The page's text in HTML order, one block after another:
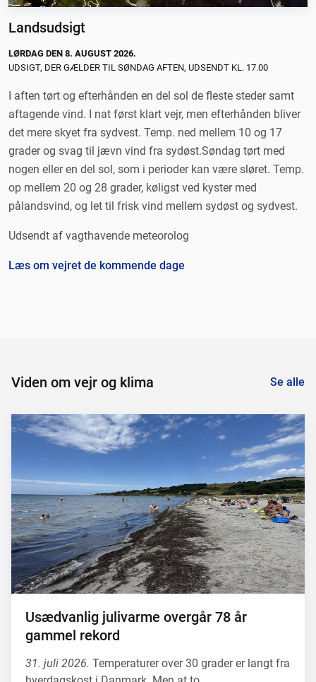
Landsudsigt
LØRDAG DEN 8. AUGUST 2026.
UDSIGT, DER GÆLDER TIL SØNDAG AFTEN, UDSENDT KL. 17.00
I aften tørt og efterhånden en del sol de fleste steder samt
aftagende vind. I nat først klart vejr, men efterhånden bliver
det mere skyet fra sydvest. Temp. ned mellem 10 og 17
grader og svag til jævn vind fra sydøst.Søndag tørt med
nogen eller en del sol, som i perioder kan være sløret. Temp.
op mellem 20 og 28 grader, køligst ved kyster med
pålandsvind, og let til frisk vind mellem sydøst og sydvest.
Udsendt af vagthavende meteorolog
Læs om vejret de kommende dage
Viden om vejr og klima Se alle
Usædvanlig julivarme overgår 78 år
gammel rekord
31. juli 2026. Temperaturer over 30 grader er langt fra